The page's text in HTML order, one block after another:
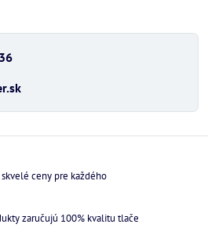
ceny pre každého
zaručujú 100% kvalitu tlače